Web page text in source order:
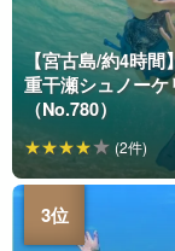
【宮古島/約4時
重干瀬シュノー
（No.780）
(2件)